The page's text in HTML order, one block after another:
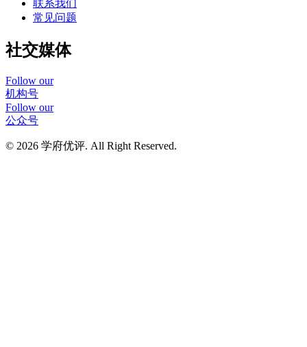
联系我们
常见问题
社交媒体
Follow our
机构号
Follow our
公众号
© 2026 学府优评. All Right Reserved.